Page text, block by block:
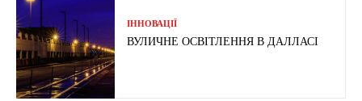
ІННОВАЦІЇ
ВУЛИЧНЕ ОСВІТЛЕННЯ В ДАЛЛАСІ